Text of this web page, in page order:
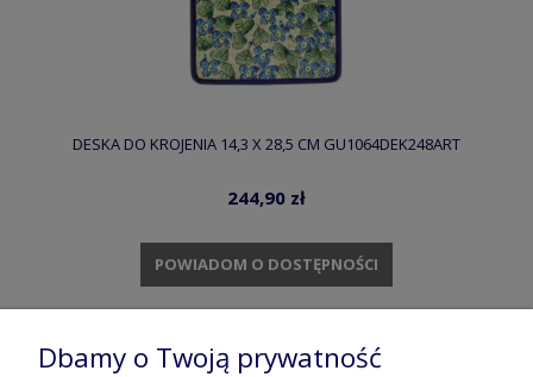
DESKA DO KROJENIA 14,3 X 28,5 CM GU1064DEK248ART
244,90 zł
POWIADOM O DOSTĘPNOŚCI
Dbamy o Twoją prywatność